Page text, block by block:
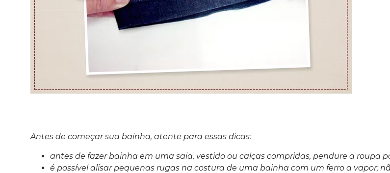
Antes de começar sua bainha, atente para essas dicas:
antes de fazer bainha em uma saia, vestido ou calças compridas, pendure a roupa
é possível alisar pequenas rugas na costura de uma bainha com um ferro a vapor;